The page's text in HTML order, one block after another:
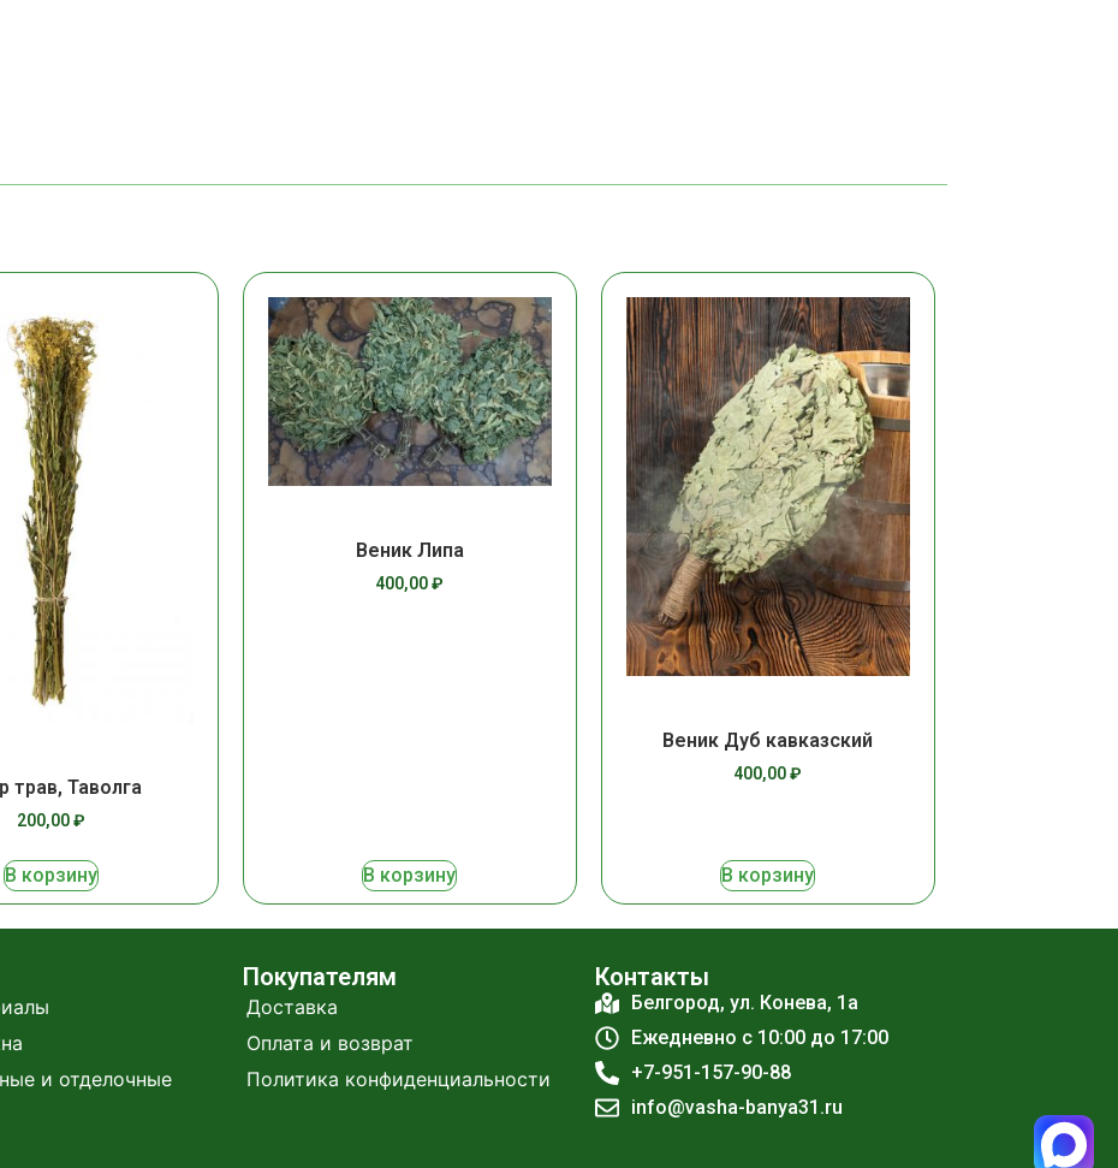
трав, Таволга
200,00₽
В корзину
Веник Липа
400,00₽
В корзину
Веник Дуб кавказский
400,00₽
В корзину
и отделочные
Покупателям
Доставка
Оплата и возврат
Политика конфиденциальности
Контакты
Белгород, ул. Конева, 1а
Ежедневно с 10:00 до 17:00
+7-951-157-90-88
info@vasha-banya31.ru